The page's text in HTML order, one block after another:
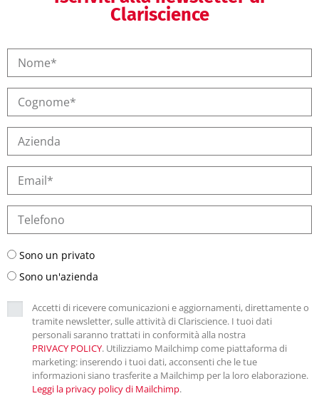
Clariscience
Sono un privato
Sono un'azienda
Accetti di ricevere comunicazioni e aggiornamenti, direttamente o
tramite newsletter, sulle attività di Clariscience. I tuoi dati
personali saranno trattati in conformità alla nostra
PRIVACY POLICY. Utilizziamo Mailchimp come piattaforma di
marketing: inserendo i tuoi dati, acconsenti che le tue
informazioni siano trasferite a Mailchimp per la loro elaborazione.
Leggi la privacy policy di Mailchimp.